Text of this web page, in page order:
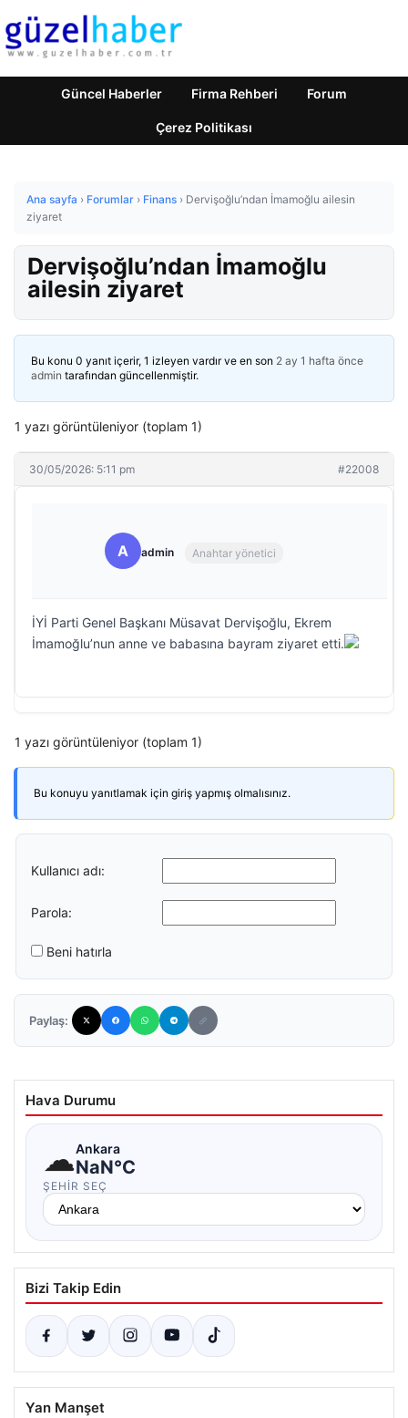
Güncel Haberler Firma Rehberi Forum
Çerez Politikası
Ana sayfa › Forumlar › Finans › Dervişoğlu’ndan İmamoğlu ailesin
ziyaret
Dervişoğlu’ndan İmamoğlu
ailesin ziyaret
Bu konu 0 yanıt içerir, 1 izleyen vardır ve en son 2 ay 1 hafta önce
admin tarafından güncellenmiştir.
1 yazı görüntüleniyor (toplam 1)
30/05/2026: 5:11 pm #22008
A admin Anahtar yönetici
İYİ Parti Genel Başkanı Müsavat Dervişoğlu, Ekrem
İmamoğlu’nun anne ve babasına bayram ziyaret etti.
1 yazı görüntüleniyor (toplam 1)
Bu konuyu yanıtlamak için giriş yapmış olmalısınız.
Kullanıcı adı:
Parola:
Beni hatırla
Paylaş:
Hava Durumu
☁Ankara
NaN°C
ŞEHIR SEÇ
Bizi Takip Edin
Yan Manşet